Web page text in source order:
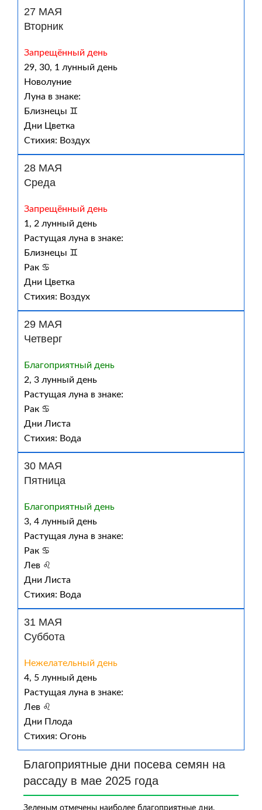
27 МАЯ
Вторник
Запрещённый день
29, 30, 1 лунный день
Новолуние
Луна в знаке:
Близнецы ♊
Дни Цветка
Стихия: Воздух
28 МАЯ
Среда
Запрещённый день
1, 2 лунный день
Растущая луна в знаке:
Близнецы ♊
Рак ♋
Дни Цветка
Стихия: Воздух
29 МАЯ
Четверг
Благоприятный день
2, 3 лунный день
Растущая луна в знаке:
Рак ♋
Дни Листа
Стихия: Вода
30 МАЯ
Пятница
Благоприятный день
3, 4 лунный день
Растущая луна в знаке:
Рак ♋
Лев ♌
Дни Листа
Стихия: Вода
31 МАЯ
Суббота
Нежелательный день
4, 5 лунный день
Растущая луна в знаке:
Лев ♌
Дни Плода
Стихия: Огонь
Благоприятные дни посева семян на
рассаду в мае 2025 года
Зеленым отмечены наиболее благоприятные дни.